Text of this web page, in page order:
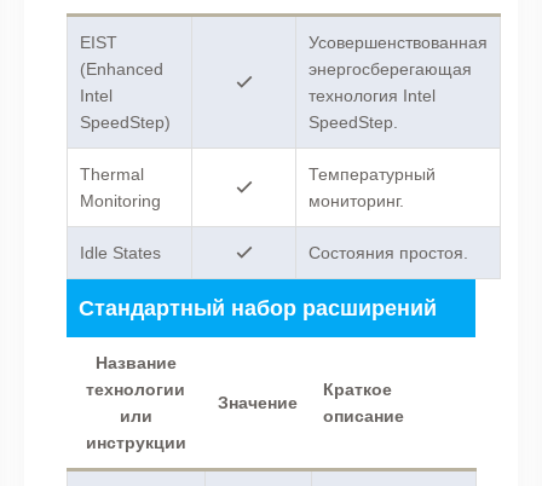
EIST
(Enhanced
Intel
SpeedStep)
Усовершенствованная
энергосберегающая
технология Intel
SpeedStep.
Thermal
Monitoring
Температурный
мониторинг.
Idle States Состояния простоя.
Стандартный набор расширений
Название
технологии
или
инструкции
Значение
Краткое
описание